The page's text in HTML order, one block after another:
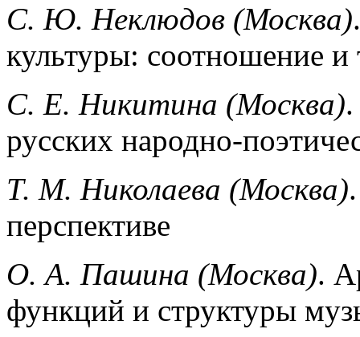
С. Ю. Неклюдов (Москва)
культуры: соотношение и
С. Е. Никитина (Москва)
русских народно-
Т. М. Николаева (Москва)
перспективе
О. А. Пашина (Москва).
функций и структуры